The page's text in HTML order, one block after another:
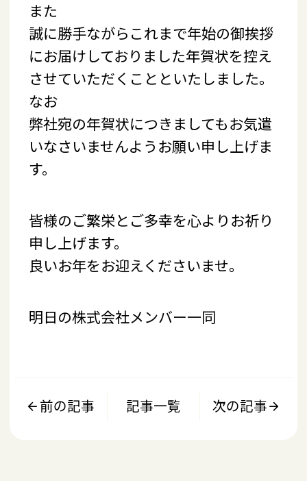
また
誠に勝手ながらこれまで年始の御挨拶
にお届けしておりました年賀状を控え
させていただくことといたしました。
なお
弊社宛の年賀状につきましてもお気遣
いなさいませんようお願い申し上げま
す。
皆様のご繁栄とご多幸を心よりお祈り
申し上げます。
良いお年をお迎えくださいませ。
明日の株式会社メンバー一同
前の記事 記事一覧 次の記事